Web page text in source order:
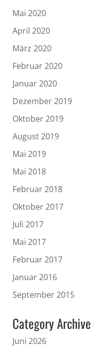
Mai 2020
April 2020
März 2020
Februar 2020
Januar 2020
Dezember 2019
Oktober 2019
August 2019
Mai 2019
Mai 2018
Februar 2018
Oktober 2017
Juli 2017
Mai 2017
Februar 2017
Januar 2016
September 2015
Category Archive
Juni 2026